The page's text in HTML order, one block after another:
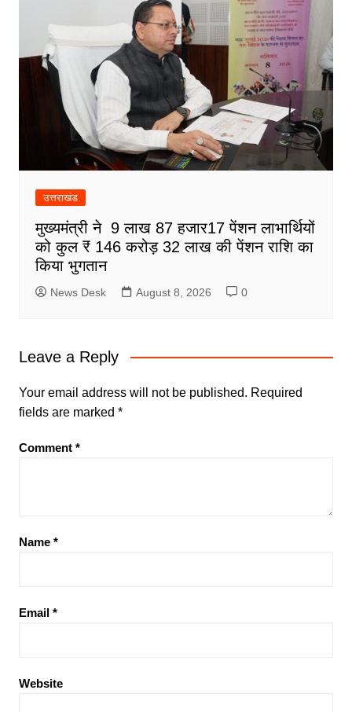
उत्तराखंड
मुख्यमंत्री ने 9 लाख 87 हजार17 पेंशन लाभार्थियों
को कुल ₹ 146 करोड़ 32 लाख की पेंशन राशि का
किया भुगतान
News Desk August 8, 2026 0
Leave a Reply
Your email address will not be published. Required
fields are marked *
Comment *
Name *
Email *
Website